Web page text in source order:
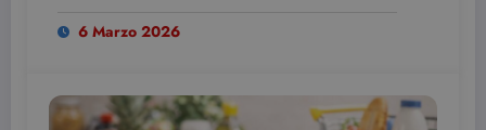
6 Marzo 2026